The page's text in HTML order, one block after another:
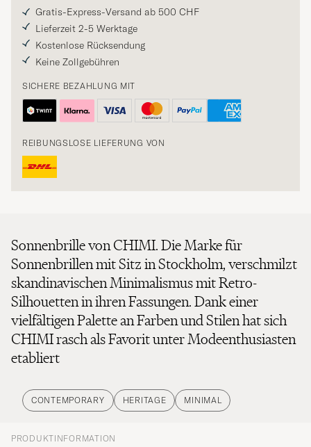
Gratis-Express-Versand ab 500 CHF
Lieferzeit 2-5 Werktage
Kostenlose Rücksendung
Keine Zollgebühren
SICHERE BEZAHLUNG MIT
REIBUNGSLOSE LIEFERUNG VON
Sonnenbrille von CHIMI. Die Marke für
Sonnenbrillen mit Sitz in Stockholm, verschmilzt
skandinavischen Minimalismus mit Retro-
Silhouetten in ihren Fassungen. Dank einer
vielfältigen Palette an Farben und Stilen hat sich
CHIMI rasch als Favorit unter Modeenthusiasten
etabliert
CONTEMPORARY HERITAGE MINIMAL
PRODUKTINFORMATION